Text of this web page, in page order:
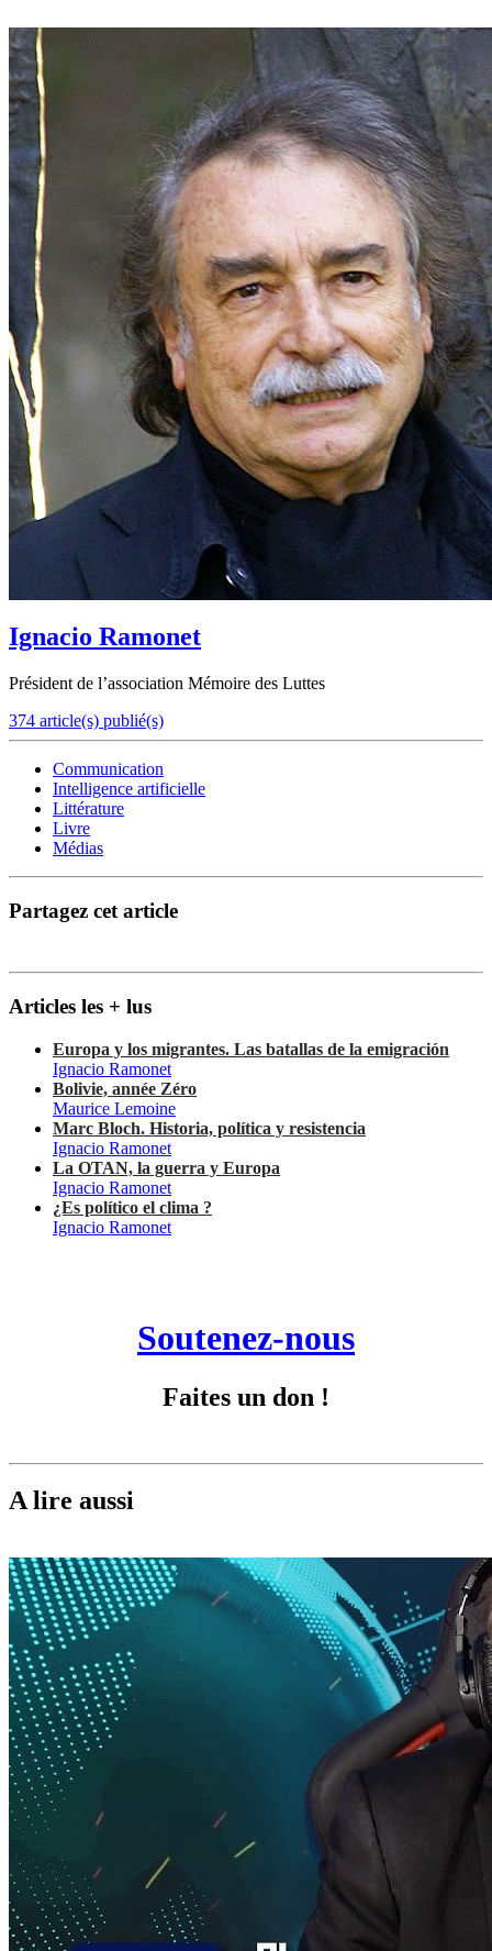
Ignacio Ramonet
Président de l’association Mémoire des Luttes
374 article(s) publié(s)
Communication
Intelligence artificielle
Littérature
Livre
Médias
Partagez cet article
Articles les + lus
Europa y los migrantes. Las batallas de la emigración
Ignacio Ramonet
Bolivie, année Zéro
Maurice Lemoine
Marc Bloch. Historia, política y resistencia
Ignacio Ramonet
La OTAN, la guerra y Europa
Ignacio Ramonet
¿Es político el clima ?
Ignacio Ramonet
Soutenez-nous
Faites un don !
A lire aussi